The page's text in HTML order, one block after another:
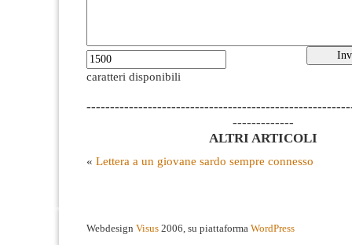
caratteri disponibili
-------------
ALTRI ARTICOLI
« Lettera a un giovane sardo sempre connesso
Webdesign Visus 2006, su piattaforma WordPress